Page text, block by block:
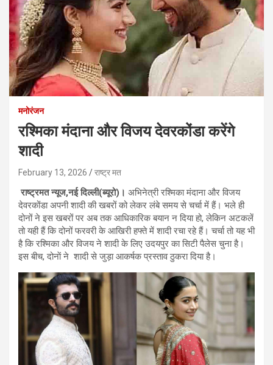
मनोरंजन
रश्मिका मंदाना और विजय देवरकोंडा करेंगे
शादी
February 13, 2026 राष्ट्र मत
राष्ट्रमत न्यूज,नई दिल्ली(ब्यूरो)। अभिनेत्री रश्मिका मंदाना और विजय
देवरकोंडा अपनी शादी की खबरों को लेकर लंबे समय से चर्चा में हैं। भले ही
दोनों ने इस खबरों पर अब तक आधिकारिक बयान न दिया हो, लेकिन अटकलें
तो यही हैं कि दोनों फरवरी के आखिरी हफ्ते में शादी रचा रहे हैं। चर्चा तो यह भी
है कि रश्मिका और विजय ने शादी के लिए उदयपुर का सिटी पैलेस चुना है।
इस बीच, दोनाें ने शादी से जुड़ा आकर्षक प्रस्ताव ठुकरा दिया है।